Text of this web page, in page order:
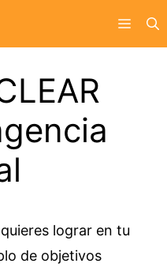
Menú
lograr en tu
de objetivos